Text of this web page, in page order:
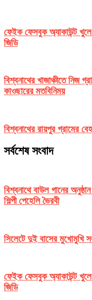
ফেইক ফেসবুক অ্যাকাউন্ট খুলে
জিডি
বিশ্বনাথের খাজাঞ্চীতে নিজ
কাওছারের মতবিনিময়
বিশ্বনাথের রায়পুর গ্রামের
সর্বশেষ সংবাদ
বিশ্বনাথে বাউল গানের
শিল্পী পেহেলি ভৈরবী
সিলেটে দুই বাসের মুখোমুখি
ফেইক ফেসবুক অ্যাকাউন্ট খুলে
জিডি